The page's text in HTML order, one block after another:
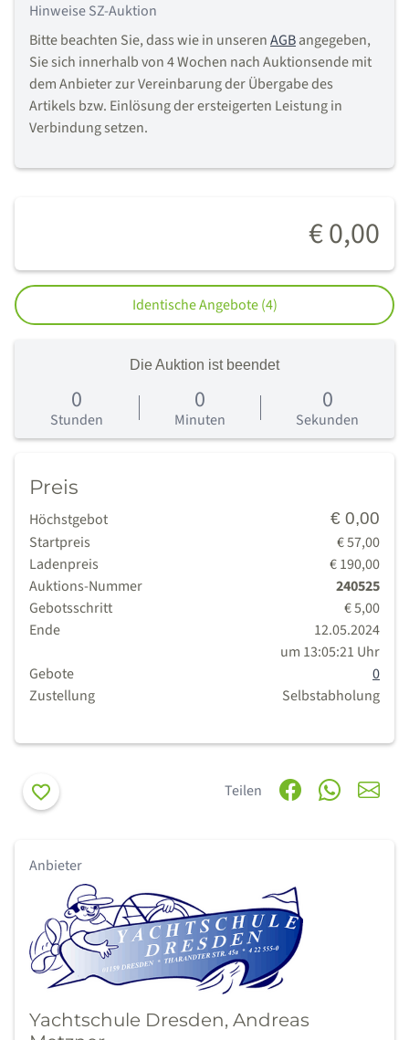
€ 0,00
Identische Angebote (4)
Die Auktion ist beendet
0
Stunden
0
Minuten
0
Sekunden
Preis
Höchstgebot € 0,00
Startpreis
€ 57,00
Ladenpreis
€ 190,00
Auktions-Nummer
240525
Gebotsschritt
€ 5,00
Ende
12.05.2024
um 13:05:21 Uhr
Gebote
0
Zustellung
Selbstabholung
Merken Teilen
Hinweise SZ-Auktion
Bitte beachten Sie, dass wie in unserenAGBangegeben,
Sie sich innerhalb von 4 Wochen nach Auktionsende mit
dem Anbieter zur Vereinbarung der Übergabe des
Artikels bzw. Einlösung der ersteigerten Leistung in
Verbindung setzen.
Anbieter
Yachtschule Dresden, Andreas